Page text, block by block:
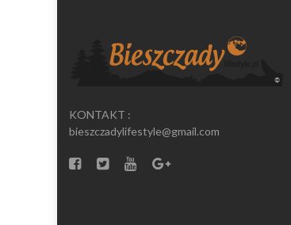
KONTAKT :
bieszczadylifestyle@gmail.com